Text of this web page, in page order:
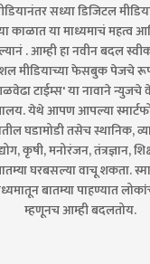
मीडियानंतर सध्या डिजिटल
काळात या माध्यमाचं महत्व
. आम्ही हा नवीन बदल
मीडियाच्या फेसबुक पेजचे
टाईम्स' या नावाने न्युजचे
येथे आपण आपल्या
घडामोडी तसेच स्थानिक,
कृषी, मनोरंजन, तंत्रज्ञान,
घरबसल्या वाचू शकता.
बातम्या पाहण्यात
म्हणूनच आम्ही बदलतोय.